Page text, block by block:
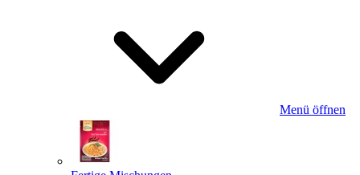
Menü öffnen